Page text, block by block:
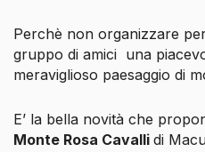
Perchè non organizzare
gruppo di amici una
meraviglioso paesaggio di
E’ la bella novità che
Monte Rosa Cavalli di